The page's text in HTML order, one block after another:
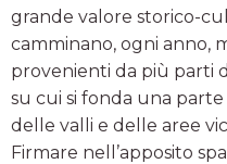
grande valore storico-
camminano, ogni anno,
provenienti da più parti
su cui si fonda una
delle valli e delle aree
Firmare nell’apposito